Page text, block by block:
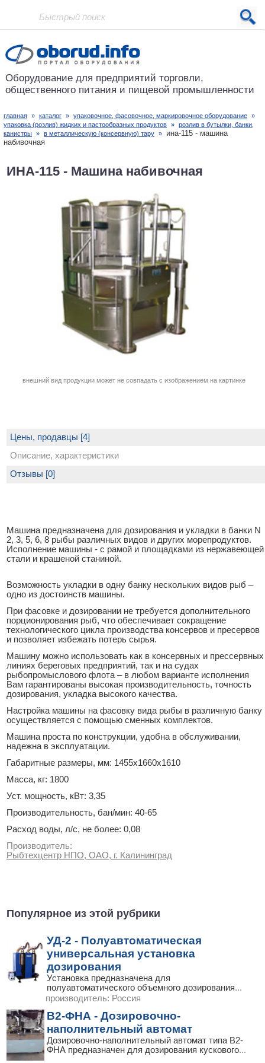
Проект основан в 2001 году
Оборудование для предприятий торговли,
общественного питания и пищевой промышленности
главная » каталог » упаковочное, фасовочное, маркировочное оборудование »
упаковка (розлив) жидких и пастообразных продуктов » розлив в бутылки, банки,
канистры » в металлическую (консервную) тару »
ина-115 - машина
набивочная
ИНА-115 - Машина набивочная
внешний вид продукции может не совпадать с изображением на картинке
Цены, продавцы [4]
Описание, характеристики
Машина предназначена для дозирования и укладки в банки N
2, 3, 5, 6, 8 рыбы различных видов и других морепродуктов.
Исполнение машины - с рамой и площадками из нержавеющей
стали и крашеной станиной.
Возможность укладки в одну банку нескольких видов рыб –
одно из достоинств машины.
При фасовке и дозировании не требуется дополнительного
порционирования рыб, что обеспечивает­ сокращение
технологического цикла производства консервов и пресервов
и позволяет избежать потерь сырья.
Машину можно использовать как в консервных и прессервных
линиях береговых предприятий, так и на судах
рыбопромыслового флота – в любом варианте­ исполнения
Вам гарантированы высокая производительность, точность
дозирования, укладка высокого качества.
Настройка машины на фасовку вида рыбы в различную банку
осуществляется с помощью сменных комплектов.
Машина проста по конструкции, удобна в обслуживании,
надежна в эксплуатации.
Габаритные размеры, мм: 1455x1660x1610
Масса, кг: 1800
Уст. мощность, кВт: 3,35
Производительность, бан/мин: 40-65
Расход воды, л/с, не более: 0,08
Производитель:
Рыбтехцентр НПО, ОАО, г. Калининград
Отзывы [0]
Популярное из этой рубрики
УД-2 - Полуавтоматическая
универсальная установка
дозирования
Установка предназначена для
полуавтоматического объемного дозирования...
производитель: Россия
В2-ФНА - Дозировочно-
наполнительный автомат
Дозировочно-наполнительный автомат типа В2-
ФНА предназначен для дозирования кускового...